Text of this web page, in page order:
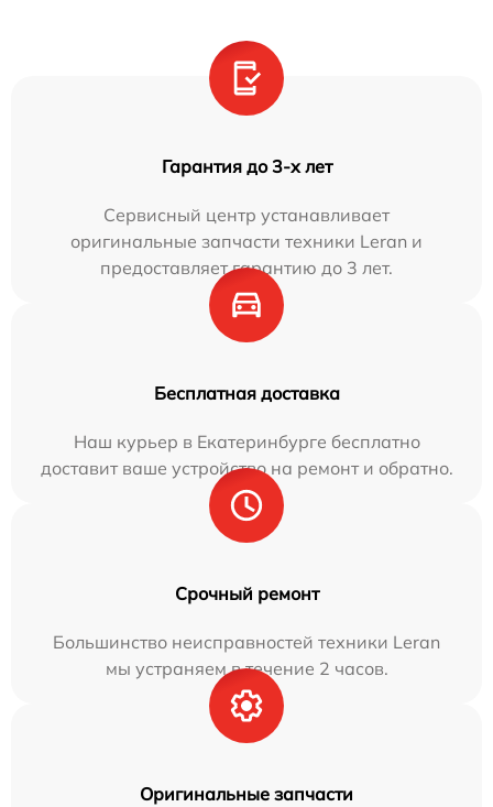
Гарантия до 3-х лет
Сервисный центр устанавливает
оригинальные запчасти техники Leran и
предоставляет гарантию до 3 лет.
Бесплатная доставка
Наш курьер в Екатеринбурге бесплатно
доставит ваше устройство на ремонт и обратно.
Срочный ремонт
Большинство неисправностей техники Leran
мы устраняем в течение 2 часов.
Оригинальные запчасти